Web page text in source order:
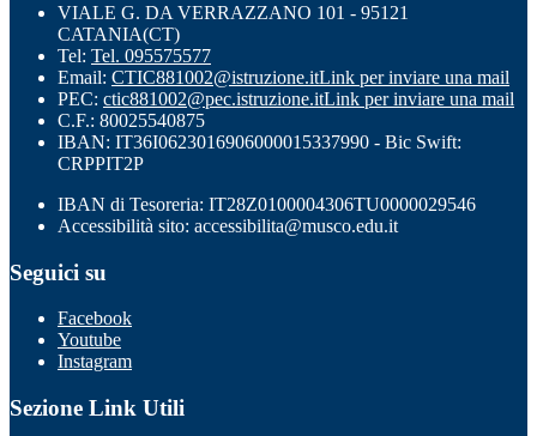
VIALE G. DA VERRAZZANO 101 - 95121
CATANIA(CT)
Tel: Tel. 095575577
Email: CTIC881002@istruzione.itLink per inviare una mail
PEC: ctic881002@pec.istruzione.itLink per inviare una mail
C.F.: 80025540875
IBAN: IT36I0623016906000015337990 - Bic Swift:
CRPPIT2P
IBAN di Tesoreria: IT28Z0100004306TU0000029546
Accessibilità sito: accessibilita@musco.edu.it
Seguici su
Facebook
Youtube
Instagram
Sezione Link Utili